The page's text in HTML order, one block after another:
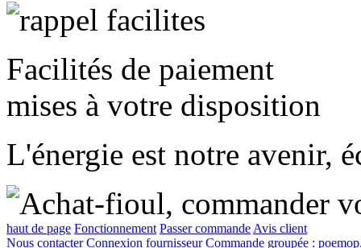
Facilités de paiement
mises à votre disposition
L'énergie est notre avenir,
haut de page Fonctionnement Passer commandeAvis client
Nous contacter Connexion fournisseur Commande groupée :